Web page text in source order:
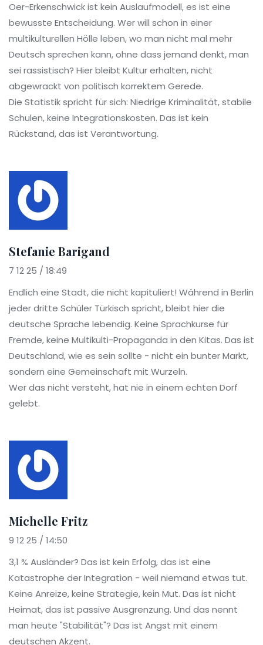
Oer-Erkenschwick ist kein Auslaufmodell, es ist eine
bewusste Entscheidung. Wer will schon in einer
multikulturellen Hölle leben, wo man nicht mal mehr
Deutsch sprechen kann, ohne dass jemand denkt, man
sei rassistisch? Hier bleibt Kultur erhalten, nicht
abgewrackt von politisch korrektem Gerede.
Die Statistik spricht für sich: Niedrige Kriminalität, stabile
Schulen, keine Integrationskosten. Das ist kein
Rückstand, das ist Verantwortung.
Stefanie Barigand
7 12 25 / 18:49
Endlich eine Stadt, die nicht kapituliert! Während in Berlin
jeder dritte Schüler Türkisch spricht, bleibt hier die
deutsche Sprache lebendig. Keine Sprachkurse für
Fremde, keine Multikulti-Propaganda in den Kitas. Das ist
Deutschland, wie es sein sollte - nicht ein bunter Markt,
sondern eine Gemeinschaft mit Wurzeln.
Wer das nicht versteht, hat nie in einem echten Dorf
gelebt.
Michelle Fritz
9 12 25 / 14:50
3,1 % Ausländer? Das ist kein Erfolg, das ist eine
Katastrophe der Integration - weil niemand etwas tut.
Keine Anreize, keine Strategie, kein Mut. Das ist nicht
Heimat, das ist passive Ausgrenzung. Und das nennt
man heute "Stabilität"? Das ist Angst mit einem
deutschen Akzent.